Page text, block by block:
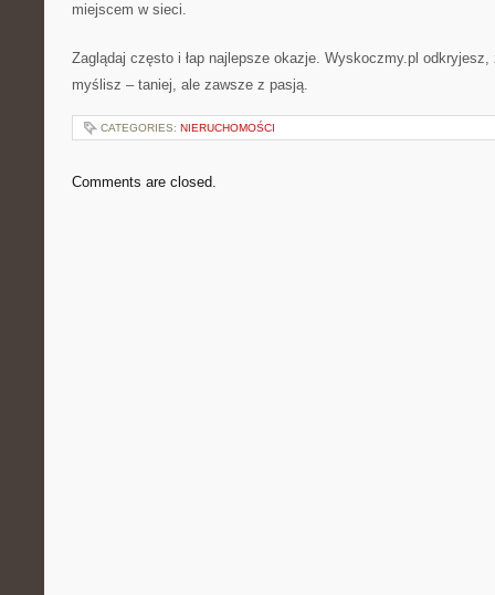
miejscem w sieci.
Zaglądaj często i łap najlepsze okazje. Wyskoczmy.pl
myślisz – taniej, ale zawsze z pasją.
CATEGORIES: NIERUCHOMOŚCI
Comments are closed.